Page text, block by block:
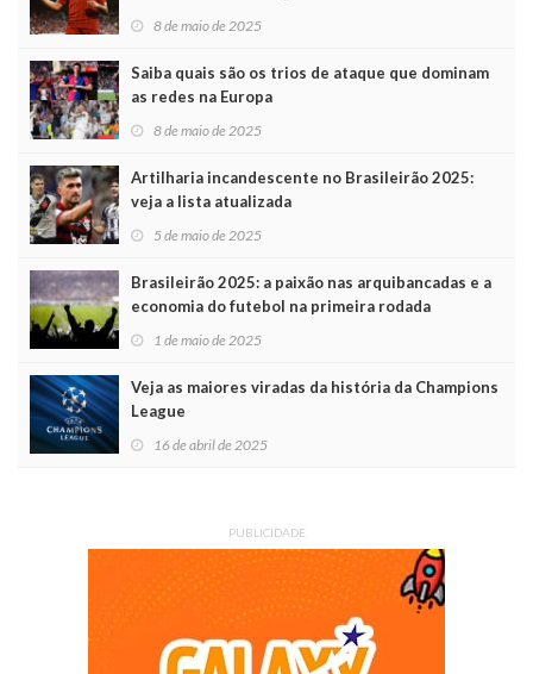
8 de maio de 2025
Saiba quais são os trios de ataque que dominam
as redes na Europa
8 de maio de 2025
Artilharia incandescente no Brasileirão 2025:
veja a lista atualizada
5 de maio de 2025
Brasileirão 2025: a paixão nas arquibancadas e a
economia do futebol na primeira rodada
1 de maio de 2025
Veja as maiores viradas da história da Champions
League
16 de abril de 2025
PUBLICIDADE